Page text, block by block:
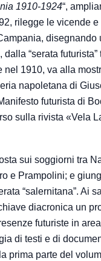
1910-1924“,
rilegge le vicende e
disegnando
“serata futurista”
nel 1910, va alla
napoletana di
futurista di
sulla rivista «Vela
sui soggiorni tra
e Prampolini; e
“salernitana”. Ai
diacronica un
futuriste in
di testi e di
prima parte del